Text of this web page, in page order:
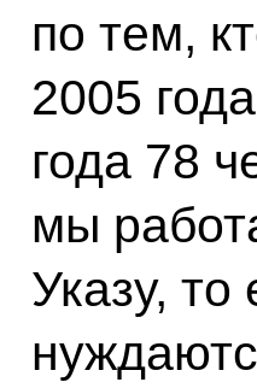
по тем,
2005
года 78
мы
Указу, то